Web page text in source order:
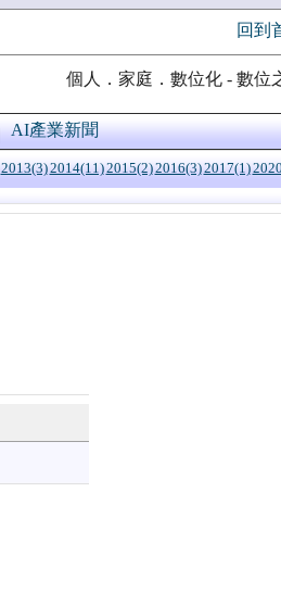
回到
個人．家庭．數位化 - 數位
AI產業新聞
2013(3)2014(11)2015(2)2016(3)2017(1)